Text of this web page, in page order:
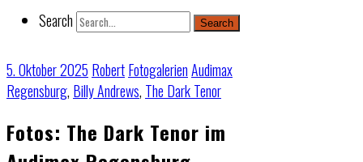
Search Search
5. Oktober 2025 RobertFotogalerienAudimax
Regensburg, Billy Andrews, The Dark Tenor
Fotos: The Dark Tenor im